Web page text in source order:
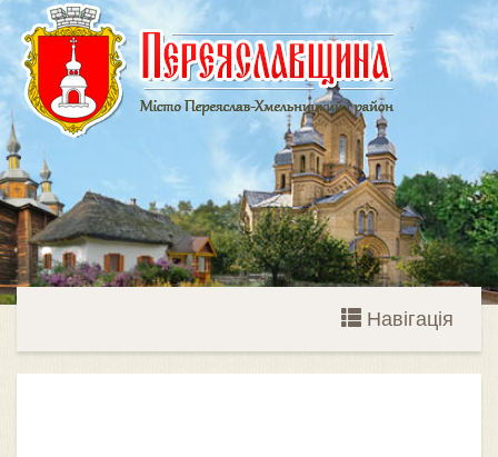
Навігація